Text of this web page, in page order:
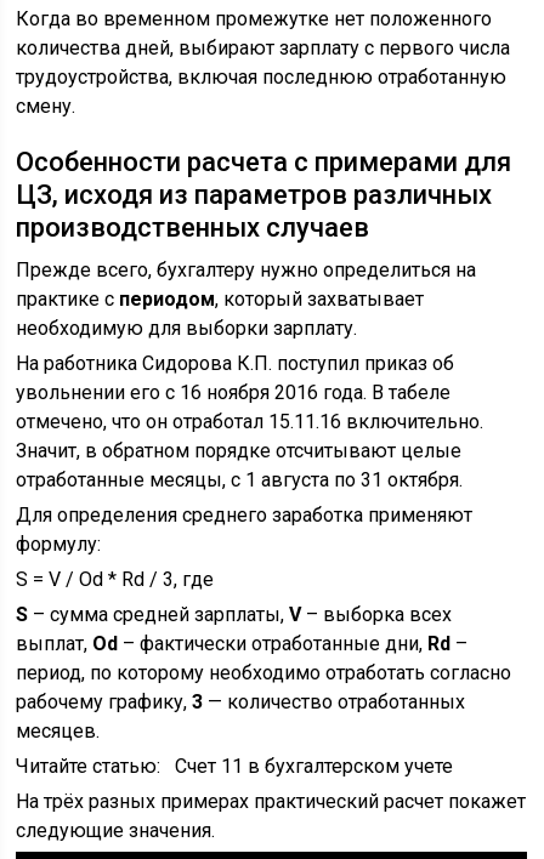
Когда во временном промежутке нет положенного
количества дней, выбирают зарплату с первого числа
трудоустройства, включая последнюю отработанную
смену.
Особенности расчета с примерами для
ЦЗ, исходя из параметров различных
производственных случаев
Прежде всего, бухгалтеру нужно определиться на
практике с периодом, который захватывает
необходимую для выборки зарплату.
На работника Сидорова К.П. поступил приказ об
увольнении его с 16 ноября 2016 года. В табеле
отмечено, что он отработал 15.11.16 включительно.
Значит, в обратном порядке отсчитывают целые
отработанные месяцы, с 1 августа по 31 октября.
Для определения среднего заработка применяют
формулу:
S = V / Od * Rd / 3, где
S – сумма средней зарплаты,V– выборка всех
выплат, Od – фактически отработанные дни, Rd –
период, по которому необходимо отработать согласно
рабочему графику,3 — количество отработанных
месяцев.
Читайте статью: Счет 11 в бухгалтерском учете
На трёх разных примерах практический расчет покажет
следующие значения.